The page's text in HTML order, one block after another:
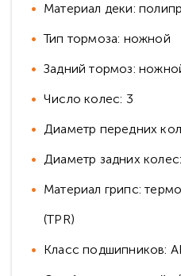
Материал деки:
Тип тормоза: ножной
Задний тормоз:
Число колес: 3
Диаметр передних
Диаметр задних
Материал грипс:
(TPR)
Класс подшипников: